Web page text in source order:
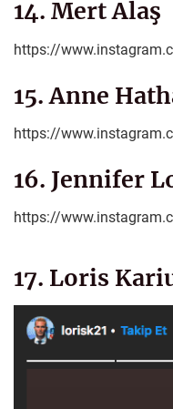
14. Mert Alaş
https://
15. Anne
https://
16. Jennifer
https://
17. Loris